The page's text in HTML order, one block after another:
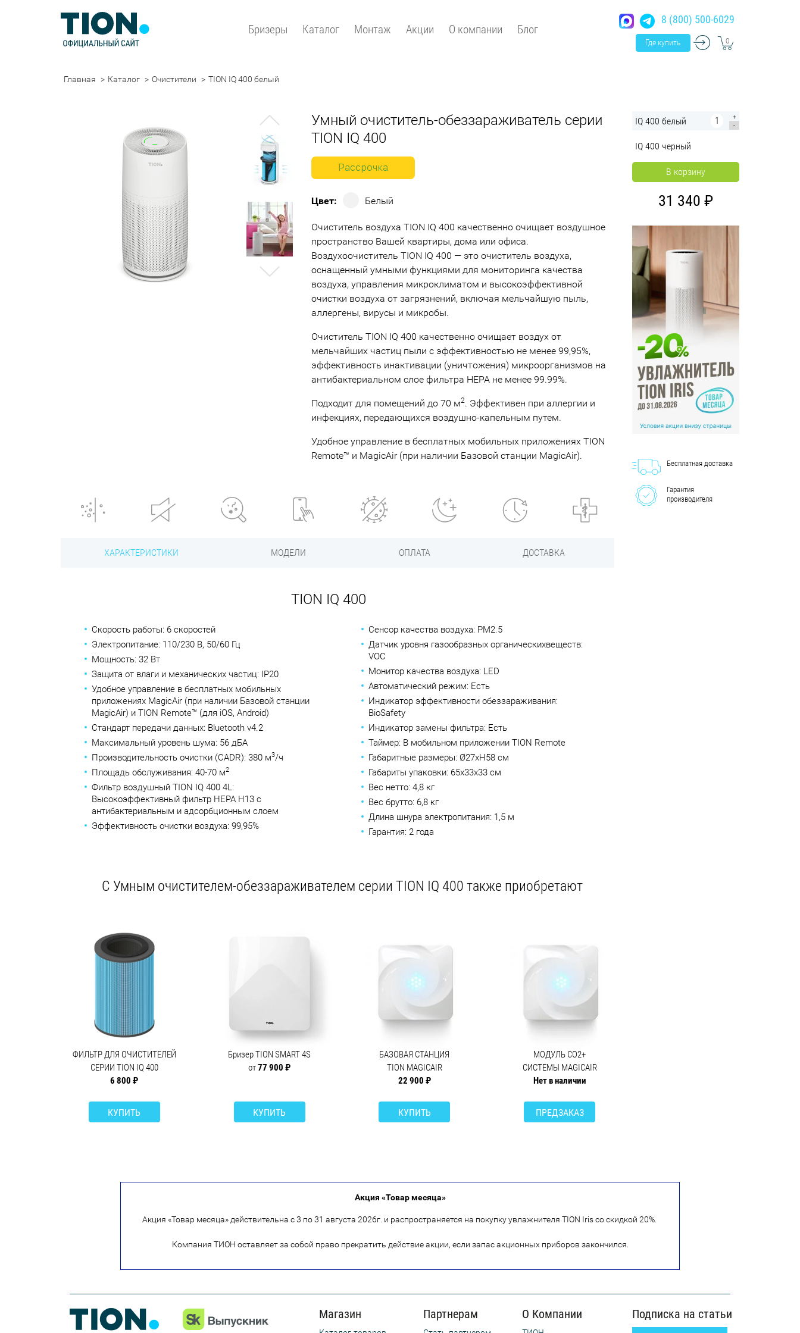
Бризеры Каталог Монтаж Акции О компании Блог
8 (800) 500-6029
Где купить 0
Главная Каталог Очистители TION IQ 400 белый
Previous
Next
Умный очиститель-обеззараживатель серии
TION IQ 400
Рассрочка
Цвет: Белый
Очиститель воздуха TION IQ 400 качественно очищает воздушное
пространство Вашей квартиры, дома или офиса.
Воздухоочиститель TION IQ 400 — это очиститель воздуха,
оснащенный умными функциями для мониторинга качества
воздуха, управления микроклиматом и высокоэффективной
очистки воздуха от загрязнений, включая мельчайшую пыль,
аллергены, вирусы и микробы.
Очиститель TION IQ 400 качественно очищает воздух от
мельчайших частиц пыли с эффективностью не менее 99,95%,
эффективность инактивации (уничтожения) микроорганизмов на
антибактериальном слое фильтра HEPA не менее 99.99%.
Подходит для помещений до 70 м2. Эффективен при аллергии и
инфекциях, передающихся воздушно-капельным путем.
Удобное управление в бесплатных мобильных приложениях TION
Remote™ и MagicAir (при наличии Базовой станции MagicAir).
ХАРАКТЕРИСТИКИ МОДЕЛИ ОПЛАТА ДОСТАВКА
TION IQ 400
Скорость работы: 6 скоростей
Электропитание: 110/230 В, 50/60 Гц
Мощность: 32 Вт
Защита от влаги и механических частиц: IP20
Удобное управление в бесплатных мобильных
приложениях MagicAir (при наличии Базовой станции
MagicAir) и TION Remote™ (для iOS, Android)
Стандарт передачи данных: Bluetooth v4.2
Максимальный уровень шума: 56 дБА
Производительность очистки (CADR): 380 м3/ч
Площадь обслуживания: 40-70 м2
Фильтр воздушный TION IQ 400 4L:
Высокоэффективный фильтр HEPA H13 с
антибактериальным и адсорбционным слоем
Эффективность очистки воздуха: 99,95%
Сенсор качества воздуха: PM2.5
Датчик уровня газообразных органическихвеществ:
VOC
Монитор качества воздуха: LED
Автоматический режим: Есть
Индикатор эффективности обеззараживания:
BioSafety
Индикатор замены фильтра: Есть
Таймер: В мобильном приложении TION Remote
Габаритные размеры: Ø27xH58 cм
Габариты упаковки: 65х33х33 cм
Вес нетто: 4,8 кг
Вес брутто: 6,8 кг
Длина шнура электропитания: 1,5 м
Гарантия: 2 года
C Умным очистителем-обеззараживателем серии TION IQ 400 также приобретают
ФИЛЬТР ДЛЯ ОЧИСТИТЕЛЕЙ
СЕРИИ TION IQ 400
6 800 ₽
КУПИТЬ
Бризер TION SMART 4S
от77 900 ₽
КУПИТЬ
БАЗОВАЯ СТАНЦИЯ
TION MAGICAIR
22 900 ₽
КУПИТЬ
МОДУЛЬ CO2+
СИСТЕМЫ MAGICAIR
Нет в наличии
ПРЕДЗАКАЗ
IQ 400 белый
+
-
IQ 400 черный
В корзину
31 340
Бесплатная доставка
Гарантия
производителя
Акция «Товар месяца»
Акция «Товар месяца» действительна с 3 по 31 августа 2026г. и распространяется на покупку увлажнителя TION Iris со скидкой 20%.
Компания ТИОН оставляет за собой право прекратить действие акции, если запас акционных приборов закончился.
Магазин Партнерам О Компании Подписка на статьи